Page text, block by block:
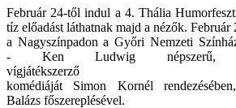
Február 24-től indul a 4. Thália
tíz előadást láthatnak majd a nézők. Február
a Nagyszínpadon a Győri Nemzeti
- Ken Ludwig népszerű,
vígjátékszerző
komédiáját Simon Kornél
Balázs főszereplésével.